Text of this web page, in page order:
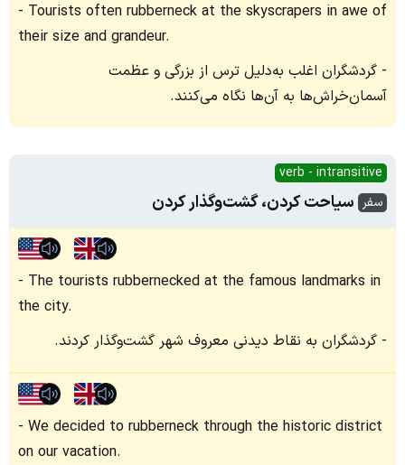
Tourists often rubberneck at the skyscrapers in awe of
their size and grandeur.
گردشگران اغلب به‌دلیل ترس از بزرگی و عظمت
آسمان‌خراش‌ها به آن‌ها نگاه می‌کنند.
verb - intransitive
سفر سیاحت کردن، گشت‌وگذار کردن
The tourists rubbernecked at the famous landmarks in
the city.
گردشگران به نقاط دیدنی معروف شهر گشت‌وگذار کردند.
We decided to rubberneck through the historic district
on our vacation.